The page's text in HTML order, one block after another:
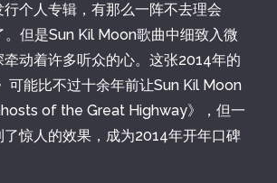
行个人专辑，有那么一阵不去理会
但是Sun Kil Moon歌曲中细致入微
牵动着许多听众的心。这张2014年的
可能比不过十余年前让Sun Kil Moon
of the Great Highway》，但一
惊人的效果，成为2014年开年口碑